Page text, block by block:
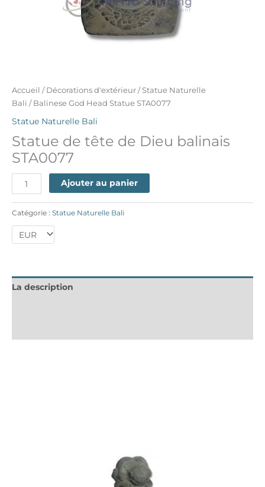
Accueil / Décorations d'extérieur /Statue Naturelle
Bali / Balinese God Head Statue STA0077
Statue Naturelle Bali
Statue de tête de Dieu balinais
STA0077
Ajouter au panier
Catégorie : Statue Naturelle Bali
La description